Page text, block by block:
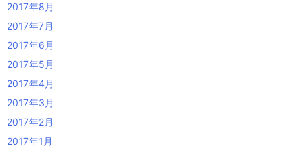
2017年8月
2017年7月
2017年6月
2017年5月
2017年4月
2017年3月
2017年2月
2017年1月